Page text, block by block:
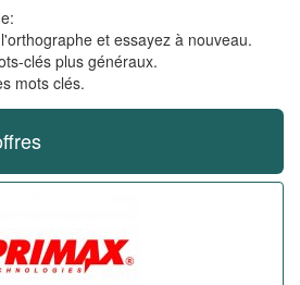
et essayez à nouveau.
clés plus généraux.
mots clés.